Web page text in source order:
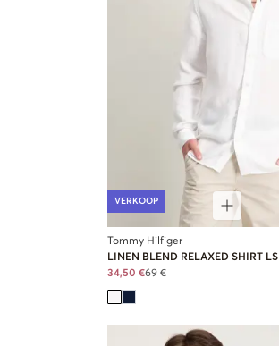
VERKOOP
Tommy Hilfiger
LINEN BLEND RELAXED SHIRT LS
34,50 €69 €